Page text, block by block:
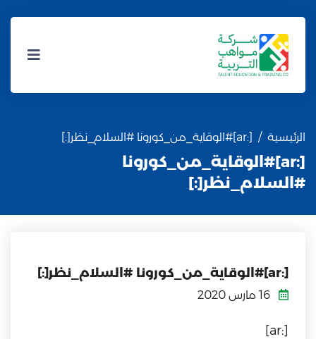
الرئيسية [:ar]#الوقاية_من_كورونا #السلام_نظر[:]
[:ar]#الوقاية_من_كورونا
#السلام_نظر[:]
[:ar]#الوقاية_من_كورونا #السلام_نظر[:]
[:ar]